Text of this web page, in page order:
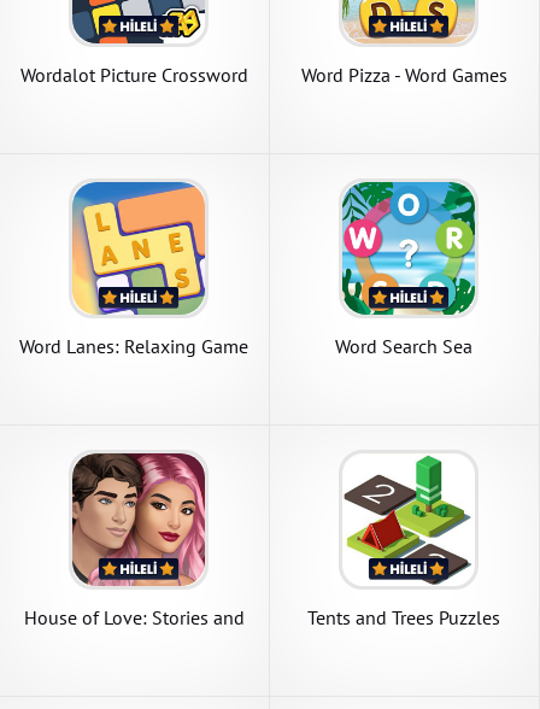
Wordalot Picture Crossword Word Pizza - Word Games
Word Lanes: Relaxing Game Word Search Sea
House of Love: Stories and
Tents and Trees Puzzles